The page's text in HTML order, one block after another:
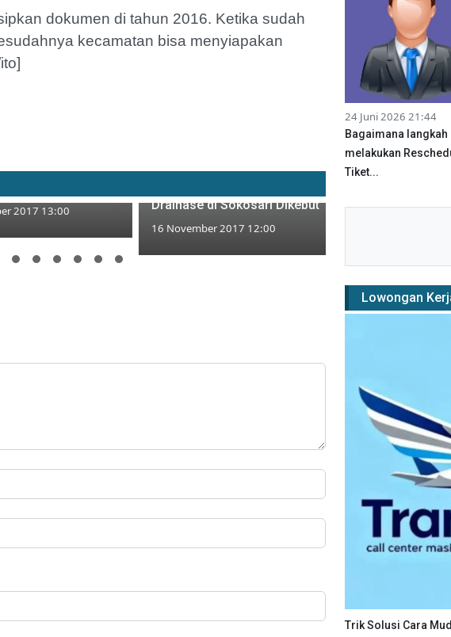
dokumen di tahun 2016. Ketika sudah
kecamatan bisa menyiapakan
Parengan Berebut
2017 13:00
Drainase di Sokosari Dikebut
16 November 2017 12:00
24 Juni 2026 21:44
Bagaimana langkah
melakukan
Tiket...
Lowongan
Trik Solusi Cara